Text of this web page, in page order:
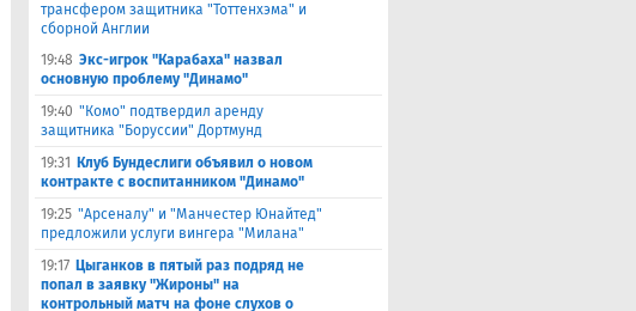
трансфером защитника "Тоттенхэма" и
сборной Англии
19:48 Экс-игрок "Карабаха" назвал
основную проблему "Динамо"
19:40 "Комо" подтвердил аренду
защитника "Боруссии" Дортмунд
19:31
Клуб Бундеслиги объявил о новом
контракте с воспитанником "Динамо"
19:25 "Арсеналу" и "Манчестер Юнайтед"
предложили услуги вингера "Милана"
19:17 Цыганков в пятый раз подряд не
попал в заявку "Жироны" на
контрольный матч на фоне слухов о